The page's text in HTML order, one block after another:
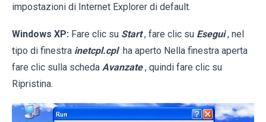
impostazioni di Internet Explorer di default.
Windows XP: Fare clic su Start , fare clic su Esegui , nel
tipo di finestra inetcpl.cpl ha aperto Nella finestra aperta
fare clic sulla scheda Avanzate , quindi fare clic su
Ripristina.